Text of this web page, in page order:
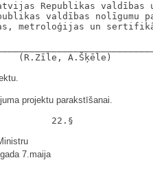
valdības
valdības nolīgumu
un
projektu parakstīšanai.
7.maija